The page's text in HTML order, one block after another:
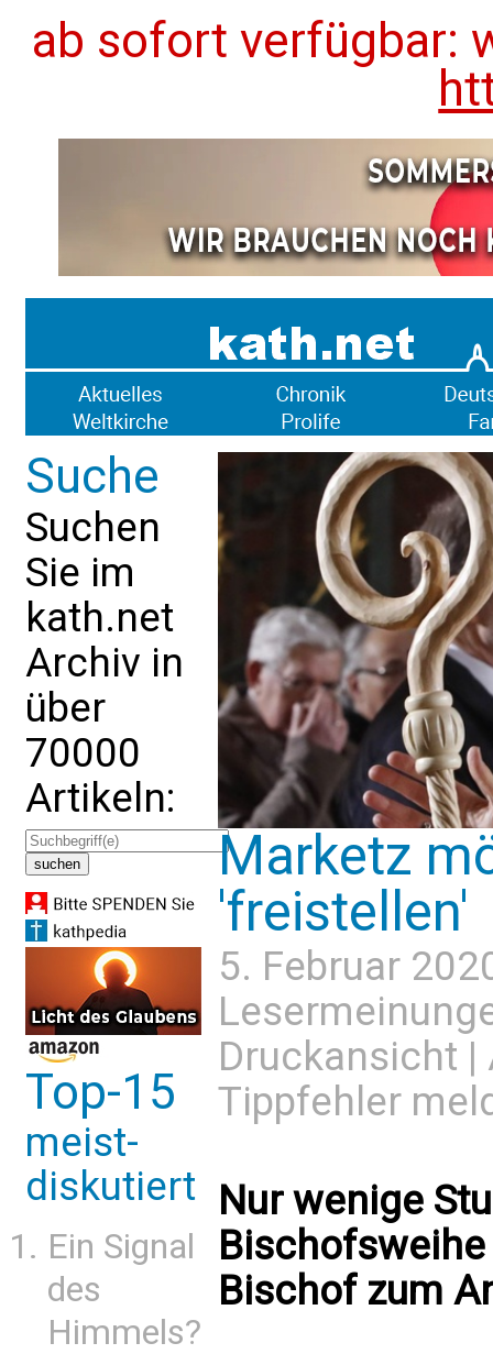
ab sofort verfügbar:
Suche
Suchen
Sie im
kath.net
Archiv in
über
70000
Artikeln:
Top-15
meist-
diskutiert
Ein Signal
des
Himmels?
Marketz
'freistellen'
5. Februar
Druckansicht |
Tippfehler
Nur wenige
Bischof zum